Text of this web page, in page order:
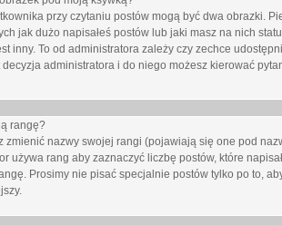
przy czytaniu postów mogą być dwa obrazki.
jak dużo napisałeś postów lub jaki masz na nich
inny. To od administratora zależy czy zechce
decyzja administratora i do niego możesz kierować
rangę?
zmienić nazwy swojej rangi (pojawiają się one pod
używa rang aby zaznaczyć liczbę postów, które
Prosimy nie pisać specjalnie postów tylko po to,